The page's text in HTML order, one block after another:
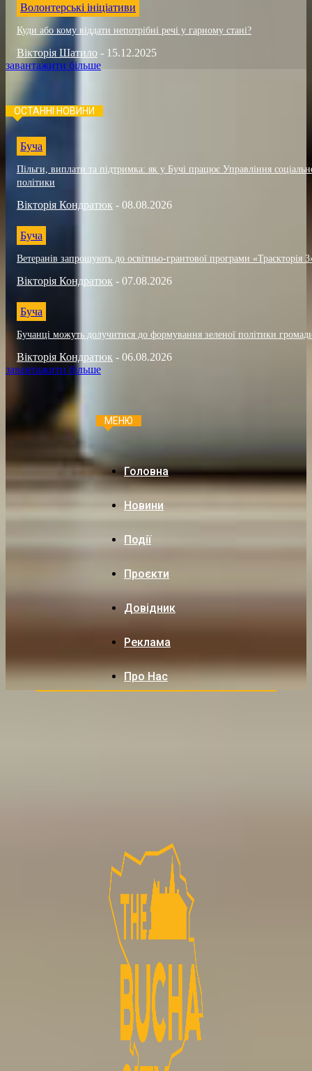
Волонтерські ініціативи
Куди або кому віддати непотрібні речі у гарному стані?
Вікторія Шатило - 15.12.2025
завантажити більше
ОСТАННІ НОВИНИ
Буча
Пільги, виплати та підтримка: як у Бучі працює Управління
політики
Вікторія Кондратюк - 08.08.2026
Буча
Ветеранів запрошують до освітньо-грантової програми «Траєкторія
Вікторія Кондратюк - 07.08.2026
Буча
Бучанці можуть долучитися до формування зеленої політики
Вікторія Кондратюк - 06.08.2026
завантажити більше
МЕНЮ
Головна
Новини
Події
Проєкти
Довідник
Реклама
Про Нас